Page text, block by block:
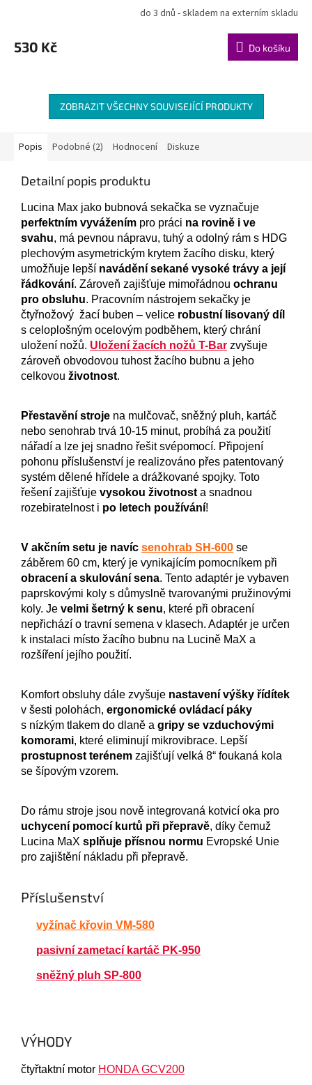
produktu
je
do 3 dnů - skladem na externím skladu
530 Kč Do košíku
ZOBRAZIT VŠECHNY SOUVISEJÍCÍ PRODUKTY
Popis Podobné (2) Hodnocení Diskuze
Detailní popis produktu
Lucina Max jako bubnová sekačka se vyznačuje
perfektním vyvážením pro práci na rovině i ve
svahu, má pevnou nápravu, tuhý a odolný rám s HDG
plechovým asymetrickým krytem žacího disku, který
umožňuje lepší navádění sekané vysoké trávy a její
řádkování. Zároveň zajišťuje mimořádnou ochranu
pro obsluhu. Pracovním nástrojem sekačky je
čtyřnožový žací buben – velice robustní lisovaný díl
s celoplošným ocelovým podběhem, který chrání
uložení nožů. Uložení žacích nožů T-Bar zvyšuje
zároveň obvodovou tuhost žacího bubnu a jeho
celkovou životnost.
Přestavění stroje na mulčovač, sněžný pluh, kartáč
nebo senohrab trvá 10-15 minut, probíhá za použití
nářadí a lze jej snadno řešit svépomocí. Připojení
pohonu příslušenství je realizováno přes patentovaný
systém dělené hřídele a drážkované spojky. Toto
řešení zajišťuje vysokou životnost a snadnou
rozebiratelnost i po letech používání!
V akčním setu je navíc senohrab SH-600 se
záběrem 60 cm, který je vynikajícím pomocníkem při
obracení a skulování sena. Tento adaptér je vybaven
paprskovými koly s důmyslně tvarovanými pružinovými
koly. Je velmi šetrný k senu, které při obracení
nepřichází o travní semena v klasech. Adaptér je určen
k instalaci místo žacího bubnu na Lucině MaX a
rozšíření jejího použití.
Komfort obsluhy dále zvyšuje nastavení výšky řídítek
v šesti polohách, ergonomické ovládací páky
s nízkým tlakem do dlaně a gripy se vzduchovými
komorami, které eliminují mikrovibrace. Lepší
prostupnost terénem zajišťují velká 8“ foukaná kola
se šípovým vzorem.
Do rámu stroje jsou nově integrovaná kotvicí oka pro
uchycení pomocí kurtů při přepravě, díky čemuž
Lucina MaX splňuje přísnou normu Evropské Unie
pro zajištění nákladu při přepravě.
Příslušenství
vyžínač křovin VM-580
pasivní zametací kartáč PK-950
sněžný pluh SP-800
VÝHODY
čtyřtaktní motor HONDA GCV200